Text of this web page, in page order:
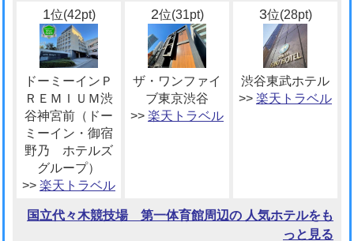
1位(42pt)
ドーミーインＰ
ＲＥＭＩＵＭ渋
谷神宮前（ドー
ミーイン・御宿
野乃 ホテルズ
グループ）
>> 楽天トラベル
2位(31pt)
ザ・ワンファイ
ブ東京渋谷
>> 楽天トラベル
3位(28pt)
渋谷東武ホテル
>> 楽天トラベル
国立代々木競技場 第一体育館周辺の 人気ホテルをも
っと見る